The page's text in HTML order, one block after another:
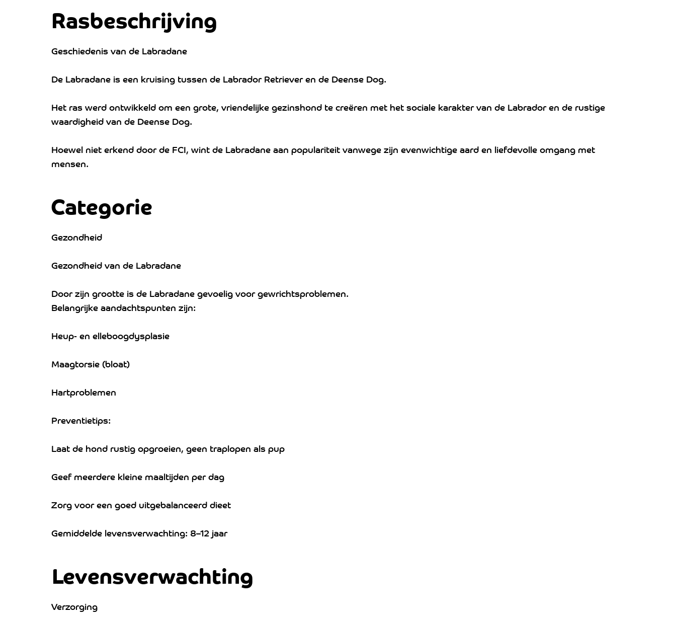
Rasbeschrijving
Geschiedenis van de Labradane
De Labradane is een kruising tussen de Labrador Retriever en de Deense Dog.
Het ras werd ontwikkeld om een grote, vriendelijke gezinshond te creëren met het sociale karakter van de Labrador en de rustige
waardigheid van de Deense Dog.
Hoewel niet erkend door de FCI, wint de Labradane aan populariteit vanwege zijn evenwichtige aard en liefdevolle omgang met
mensen.
Categorie
Gezondheid
Gezondheid van de Labradane
Door zijn grootte is de Labradane gevoelig voor gewrichtsproblemen.
Belangrijke aandachtspunten zijn:
Heup- en elleboogdysplasie
Maagtorsie (bloat)
Hartproblemen
Preventietips:
Laat de hond rustig opgroeien, geen traplopen als pup
Geef meerdere kleine maaltijden per dag
Zorg voor een goed uitgebalanceerd dieet
Gemiddelde levensverwachting: 8–12 jaar
Levensverwachting
Verzorging